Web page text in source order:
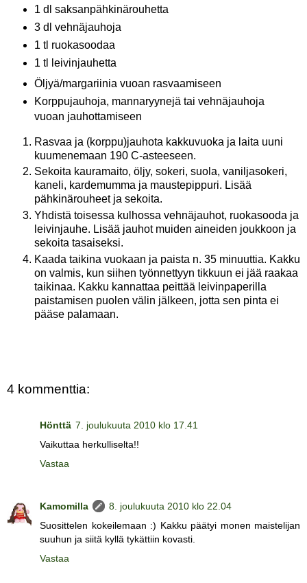
1 dl saksanpähkinärouhetta
3 dl vehnäjauhoja
1 tl ruokasoodaa
1 tl leivinjauhetta
Öljyä/margariinia vuoan rasvaamiseen
Korppujauhoja, mannaryynejä tai vehnäjauhoja
vuoan jauhottamiseen
Rasvaa ja (korppu)jauhota kakkuvuoka ja laita uuni
kuumenemaan 190 C-asteeseen.
Sekoita kauramaito, öljy, sokeri, suola, vaniljasokeri,
kaneli, kardemumma ja maustepippuri. Lisää
pähkinärouheet ja sekoita.
Yhdistä toisessa kulhossa vehnäjauhot, ruokasooda ja
leivinjauhe. Lisää jauhot muiden aineiden joukkoon ja
sekoita tasaiseksi.
Kaada taikina vuokaan ja paista n. 35 minuuttia. Kakku
on valmis, kun siihen työnnettyyn tikkuun ei jää raakaa
taikinaa. Kakku kannattaa peittää leivinpaperilla
paistamisen puolen välin jälkeen, jotta sen pinta ei
pääse palamaan.
4 kommenttia:
Hönttä 7. joulukuuta 2010 klo 17.41
Vaikuttaa herkulliselta!!
Vastaa
Kamomilla
8. joulukuuta 2010 klo 22.04
Suosittelen kokeilemaan :) Kakku päätyi monen maistelijan
suuhun ja siitä kyllä tykättiin kovasti.
Vastaa